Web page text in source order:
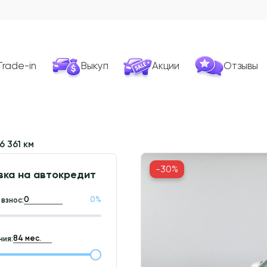
in Выкуп Акции Отзывы
361 км
на автокредит
0%
-30%